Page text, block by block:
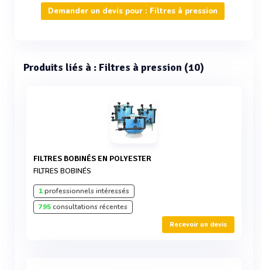
Demander un devis pour : Filtres à pression
Produits liés à : Filtres à pression (10)
FILTRES BOBINÉS EN POLYESTER
FILTRES BOBINÉS
1professionnels intéressés
795consultations récentes
Recevoir un devis